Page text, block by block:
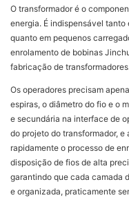
O transformador é o
energia. É indispensável
quanto em pequenos
enrolamento de bobinas
fabricação de
Os operadores precisam
espiras, o diâmetro do fio e o
e secundária na interface de
do projeto do transformador,
rapidamente o processo de
disposição de fios de alta
garantindo que cada camada
e organizada, praticamente